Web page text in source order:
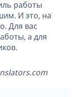
работы
И это, на
Для вас
а для